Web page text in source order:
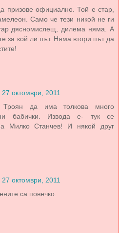
призове официално. Той е стар,
Само че тези никой не ги
дясномислещ, дилема няма. А
за кой ли път. Няма втори път да
27 октомври, 2011
да има толкова много
бабички. Извода е- тук се
Милко Станчев! И някой друг
27 октомври, 2011
са повечко.